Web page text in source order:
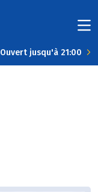
Ouvert jusqu'à 21:00